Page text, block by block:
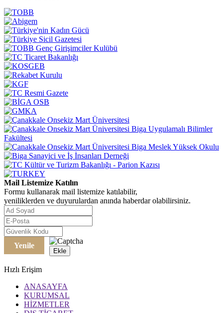
Mail Listemize Katılın
Formu kullanarak mail listemize katılabilir,
yeniliklerden ve duyurulardan anında haberdar olabilirsiniz.
Yenile
Ekle
Hızlı Erişim
ANASAYFA
KURUMSAL
HİZMETLER